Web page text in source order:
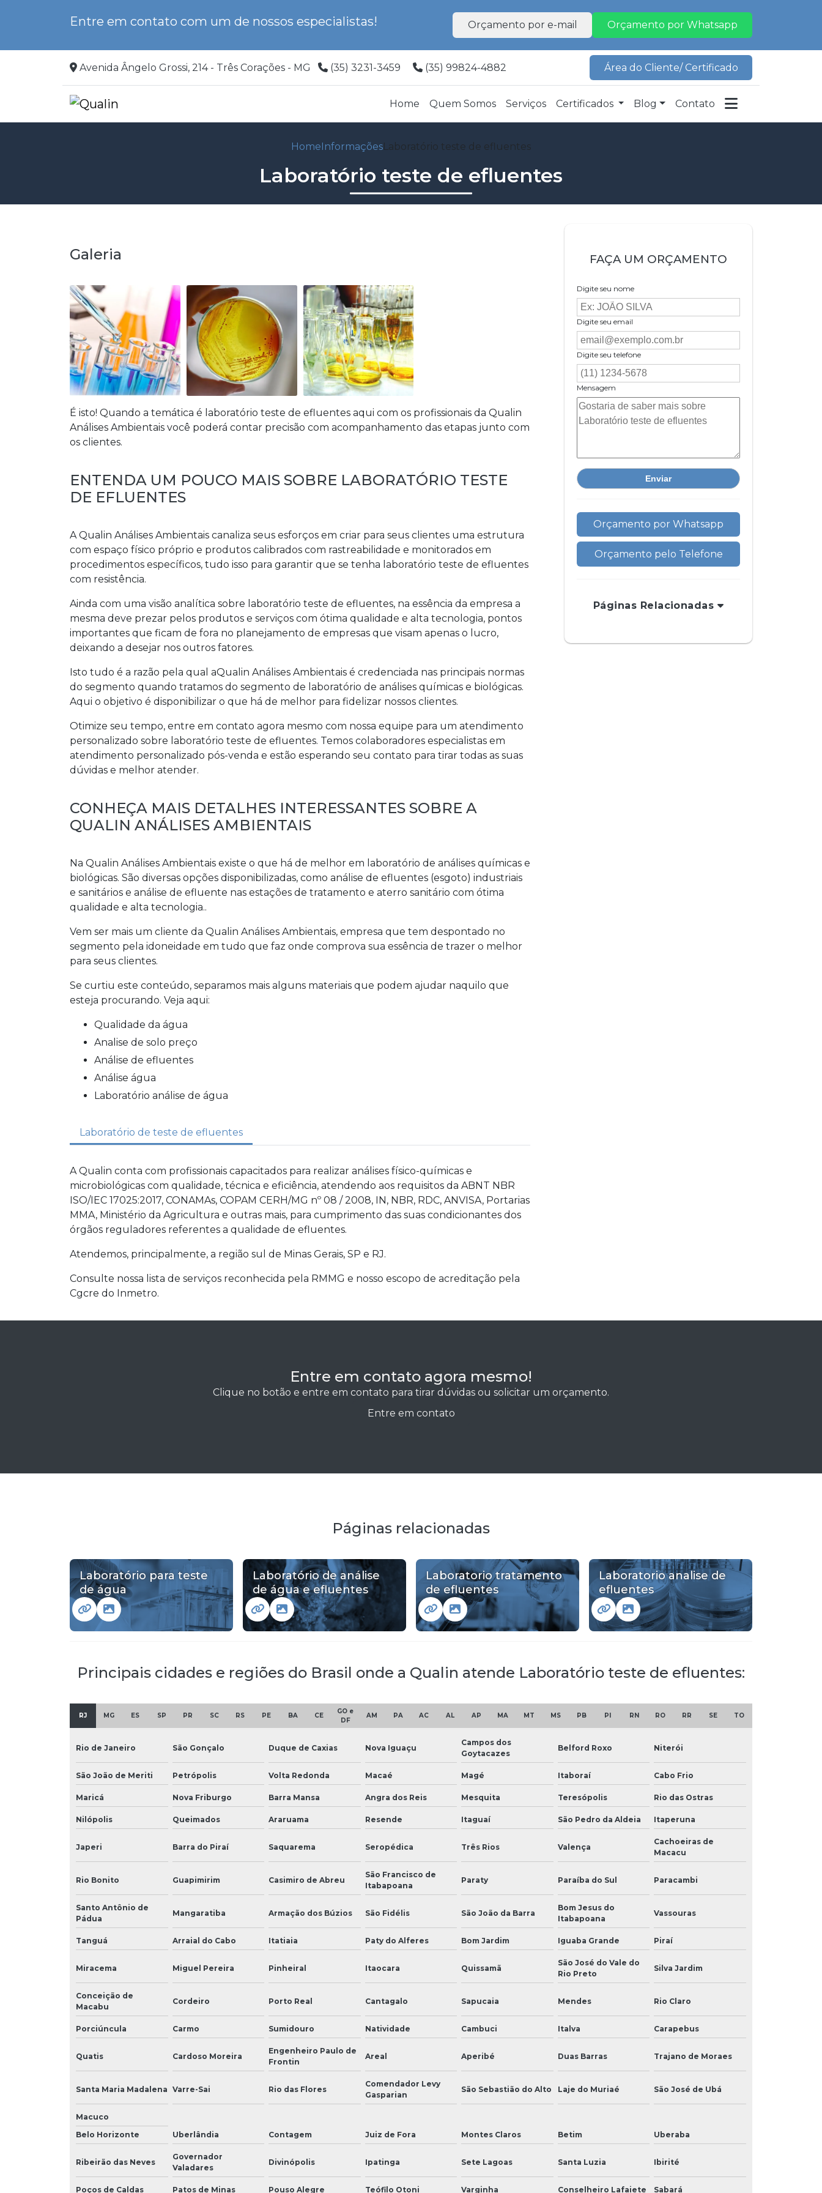
Entre em contato com um de nossos especialistas! Orçamento por e-mail Orçamento por Whatsapp
Avenida Ângelo Grossi, 214 - Três Corações - MG (35) 3231-3459 (35) 99824-4882 Área do Cliente/ Certificado
Home Quem Somos Serviços Certificados Blog Contato
HomeInformaçõesLaboratório teste de efluentes
Laboratório teste de efluentes
Galeria
É isto! Quando a temática é laboratório teste de efluentes aqui com os profissionais da Qualin
Análises Ambientais você poderá contar precisão com acompanhamento das etapas junto com
os clientes.
ENTENDA UM POUCO MAIS SOBRE LABORATÓRIO TESTE
DE EFLUENTES
A Qualin Análises Ambientais canaliza seus esforços em criar para seus clientes uma estrutura
com espaço físico próprio e produtos calibrados com rastreabilidade e monitorados em
procedimentos específicos, tudo isso para garantir que se tenha laboratório teste de efluentes
com resistência.
Ainda com uma visão analítica sobre laboratório teste de efluentes, na essência da empresa a
mesma deve prezar pelos produtos e serviços com ótima qualidade e alta tecnologia, pontos
importantes que ficam de fora no planejamento de empresas que visam apenas o lucro,
deixando a desejar nos outros fatores.
Isto tudo é a razão pela qual aQualin Análises Ambientais é credenciada nas principais normas
do segmento quando tratamos do segmento de laboratório de análises químicas e biológicas.
Aqui o objetivo é disponibilizar o que há de melhor para fidelizar nossos clientes.
Otimize seu tempo, entre em contato agora mesmo com nossa equipe para um atendimento
personalizado sobre laboratório teste de efluentes. Temos colaboradores especialistas em
atendimento personalizado pós-venda e estão esperando seu contato para tirar todas as suas
dúvidas e melhor atender.
CONHEÇA MAIS DETALHES INTERESSANTES SOBRE A
QUALIN ANÁLISES AMBIENTAIS
Na Qualin Análises Ambientais existe o que há de melhor em laboratório de análises químicas e
biológicas. São diversas opções disponibilizadas, como análise de efluentes (esgoto) industriais
e sanitários e análise de efluente nas estações de tratamento e aterro sanitário com ótima
qualidade e alta tecnologia..
Vem ser mais um cliente da Qualin Análises Ambientais, empresa que tem despontado no
segmento pela idoneidade em tudo que faz onde comprova sua essência de trazer o melhor
para seus clientes.
Se curtiu este conteúdo, separamos mais alguns materiais que podem ajudar naquilo que
esteja procurando. Veja aqui:
qualidade da água
analise de solo preço
análise de efluentes
análise água
laboratório análise de água
Laboratório de teste de efluentes
A Qualin conta com profissionais capacitados para realizar análises físico-químicas e
microbiológicas com qualidade, técnica e eficiência, atendendo aos requisitos da ABNT NBR
ISO/IEC 17025:2017, CONAMAs, COPAM CERH/MG nº 08 / 2008, IN, NBR, RDC, ANVISA, Portarias
MMA, Ministério da Agricultura e outras mais, para cumprimento das suas condicionantes dos
órgãos reguladores referentes a qualidade de efluentes.
Atendemos, principalmente, a região sul de Minas Gerais, SP e RJ.
Consulte nossa lista de serviços reconhecida pela RMMG e nosso escopo de acreditação pela
Cgcre do Inmetro.
FAÇA UM ORÇAMENTO
Digite seu nome
Digite seu email
Digite seu telefone
Mensagem
Orçamento por Whatsapp
Orçamento pelo Telefone
Páginas Relacionadas
Entre em contato agora mesmo!
Clique no botão e entre em contato para tirar dúvidas ou solicitar um orçamento.
Entre em contato
Páginas relacionadas
Laboratório para teste
de água
Laboratório de análise
de água e efluentes
Laboratorio tratamento
de efluentes
Laboratorio analise de
efluentes
Principais cidades e regiões do Brasil onde a Qualin atende Laboratório teste de efluentes:
RJ MG ES SP PR SC RS PE BA CE
GO e
DF
AM PA AC AL AP MA MT MS PB PI RN RO RR SE TO
Rio de Janeiro São Gonçalo Duque de Caxias Nova Iguaçu
Campos dos
Goytacazes
Belford Roxo Niterói
São João de Meriti Petrópolis Volta Redonda Macaé Magé Itaboraí Cabo Frio
Maricá Nova Friburgo Barra Mansa Angra dos Reis Mesquita Teresópolis Rio das Ostras
Nilópolis Queimados Araruama Resende Itaguaí São Pedro da Aldeia Itaperuna
Japeri Barra do Piraí Saquarema Seropédica Três Rios Valença
Cachoeiras de
Macacu
Rio Bonito Guapimirim Casimiro de Abreu
São Francisco de
Itabapoana
Paraty Paraíba do Sul Paracambi
Santo Antônio de
Pádua
Mangaratiba Armação dos Búzios São Fidélis São João da Barra
Bom Jesus do
Itabapoana
Vassouras
Tanguá Arraial do Cabo Itatiaia Paty do Alferes Bom Jardim Iguaba Grande Piraí
Miracema Miguel Pereira Pinheiral Itaocara Quissamã
São José do Vale do
Rio Preto
Silva Jardim
Conceição de
Macabu
Cordeiro Porto Real Cantagalo Sapucaia Mendes Rio Claro
Porciúncula Carmo Sumidouro Natividade Cambuci Italva Carapebus
Quatis Cardoso Moreira
Engenheiro Paulo de
Frontin
Areal Aperibé Duas Barras Trajano de Moraes
Santa Maria Madalena Varre-Sai Rio das Flores
Comendador Levy
Gasparian
São Sebastião do Alto Laje do Muriaé São José de Ubá
Macuco
Belo Horizonte
Uberlândia Contagem Juiz de Fora Montes Claros Betim Uberaba
Ribeirão das Neves
Governador
Valadares
Divinópolis Ipatinga Sete Lagoas Santa Luzia Ibirité
Poços de Caldas Patos de Minas Pouso Alegre Teófilo Otoni Varginha Conselheiro Lafaiete Sabará